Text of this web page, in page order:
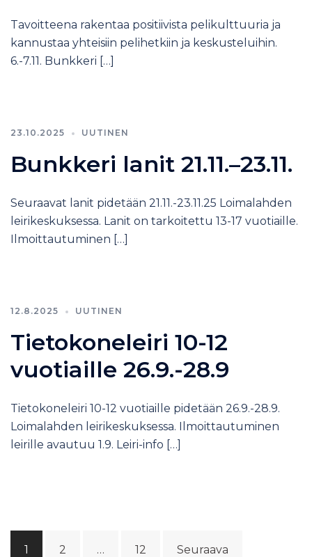
Tavoitteena rakentaa positiivista pelikulttuuria ja
kannustaa yhteisiin pelihetkiin ja keskusteluihin.
6.-7.11. Bunkkeri […]
23.10.2025 UUTINEN
Bunkkeri lanit 21.11.–23.11.
Seuraavat lanit pidetään 21.11.-23.11.25 Loimalahden
leirikeskuksessa. Lanit on tarkoitettu 13-17 vuotiaille.
Ilmoittautuminen […]
12.8.2025 UUTINEN
Tietokoneleiri 10-12
vuotiaille 26.9.-28.9
Tietokoneleiri 10-12 vuotiaille pidetään 26.9.-28.9.
Loimalahden leirikeskuksessa. Ilmoittautuminen
leirille avautuu 1.9. Leiri-info […]
1 2 … 12 Seuraava